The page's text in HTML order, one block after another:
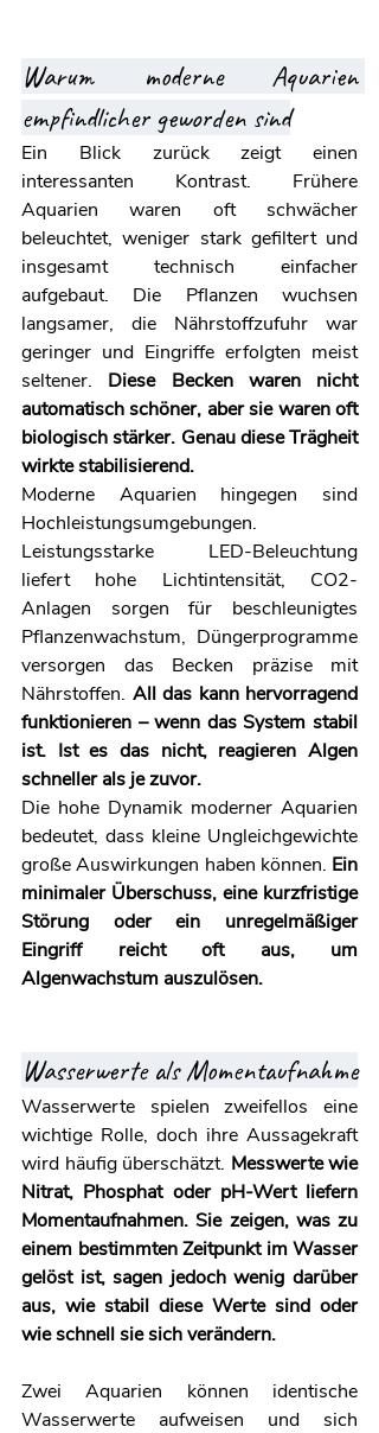
Warum moderne Aquarien
empfindlicher geworden sind
Ein Blick zurück zeigt einen
interessanten Kontrast. Frühere
Aquarien waren oft schwächer
beleuchtet, weniger stark gefiltert und
insgesamt technisch einfacher
aufgebaut. Die Pflanzen wuchsen
langsamer, die Nährstoffzufuhr war
geringer und Eingriffe erfolgten meist
seltener. Diese Becken waren nicht
automatisch schöner, aber sie waren oft
biologisch stärker. Genau diese Trägheit
wirkte stabilisierend.
Moderne Aquarien hingegen sind
Hochleistungsumgebungen.
Leistungsstarke LED-Beleuchtung
liefert hohe Lichtintensität, CO2-
Anlagen sorgen für beschleunigtes
Pflanzenwachstum, Düngerprogramme
versorgen das Becken präzise mit
Nährstoffen. All das kann hervorragend
funktionieren – wenn das System stabil
ist. Ist es das nicht, reagieren Algen
schneller als je zuvor.
Die hohe Dynamik moderner Aquarien
bedeutet, dass kleine Ungleichgewichte
große Auswirkungen haben können. Ein
minimaler Überschuss, eine kurzfristige
Störung oder ein unregelmäßiger
Eingriff reicht oft aus, um
Algenwachstum auszulösen.
Wasserwerte als Momentaufnahme
Wasserwerte spielen zweifellos eine
wichtige Rolle, doch ihre Aussagekraft
wird häufig überschätzt. Messwerte wie
Nitrat, Phosphat oder pH-Wert liefern
Momentaufnahmen. Sie zeigen, was zu
einem bestimmten Zeitpunkt im Wasser
gelöst ist, sagen jedoch wenig darüber
aus, wie stabil diese Werte sind oder
wie schnell sie sich verändern.
Zwei Aquarien können identische
Wasserwerte aufweisen und sich